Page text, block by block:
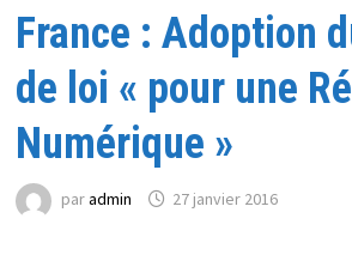
France : Adoption
de loi « pour une
Numérique »
paradmin 27 janvier 2016